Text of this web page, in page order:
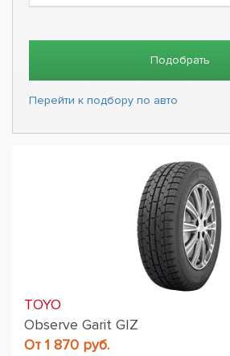
Подобрать
Перейти к подбору по авто
TOYO
Observe Garit GIZ
От 1 870 руб.